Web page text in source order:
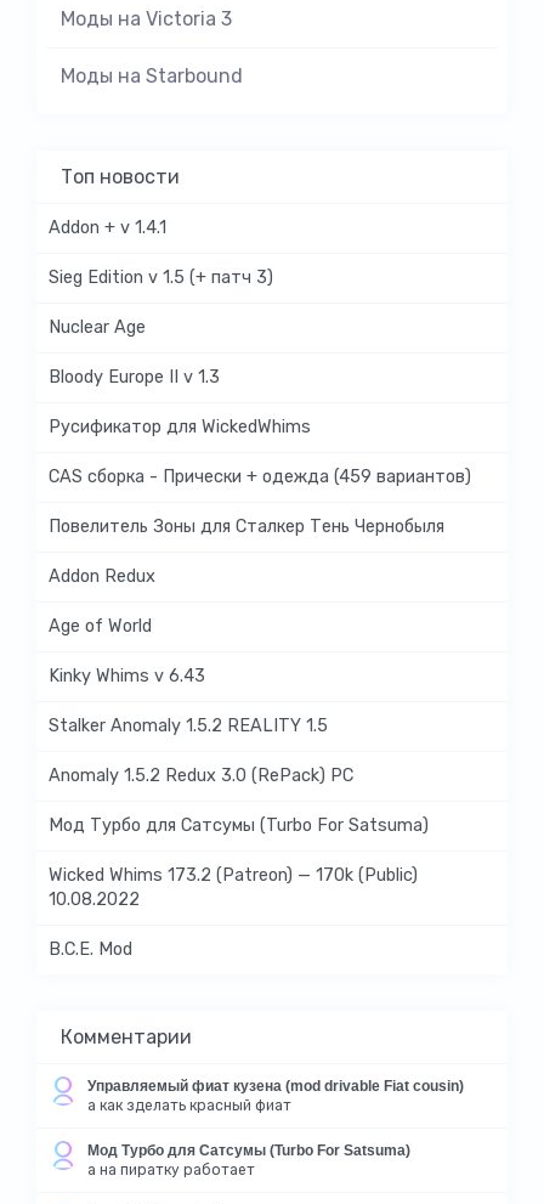
Моды на Victoria 3
Моды на Starbound
Топ новости
Addon + v 1.4.1
Sieg Edition v 1.5 (+ патч 3)
Nuclear Age
Bloody Europe II v 1.3
Русификатор для WickedWhims
CAS сборка - Прически + одежда (459 вариантов)
Повелитель Зоны для Сталкер Тень Чернобыля
Addon Redux
Age of World
Kinky Whims v 6.43
Stalker Anomaly 1.5.2 REALITY 1.5
Anomaly 1.5.2 Redux 3.0 (RePack) PC
Мод Турбо для Сатсумы (Turbo For Satsuma)
Wicked Whims 173.2 (Patreon) — 170k (Public)
10.08.2022
B.C.E. Mod
Комментарии
Управляемый фиат кузена (mod drivable Fiat cousin)
а как зделать красный фиат
Мод Турбо для Сатсумы (Turbo For Satsuma)
а на пиратку работает